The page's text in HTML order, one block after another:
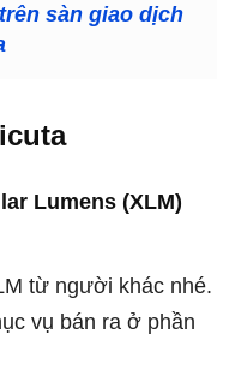
sàn giao dịch
Lumens (XLM)
từ người khác nhé.
vụ bán ra ở phần